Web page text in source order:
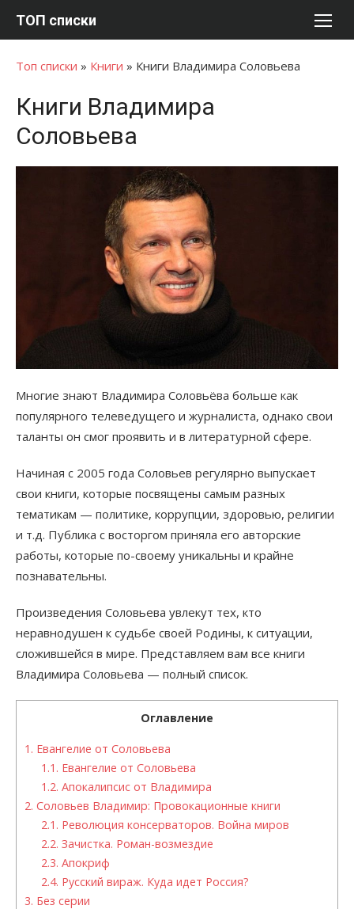
ТОП списки
Топ списки » Книги » Книги Владимира Соловьева
Книги Владимира
Соловьева
Многие знают Владимира Соловьёва больше как
популярного телеведущего и журналиста, однако свои
таланты он смог проявить и в литературной сфере.
Начиная с 2005 года Соловьев регулярно выпускает
свои книги, которые посвящены самым разных
тематикам — политике, коррупции, здоровью, религии
и т.д. Публика с восторгом приняла его авторские
работы, которые по-своему уникальны и крайне
познавательны.
Произведения Соловьева увлекут тех, кто
неравнодушен к судьбе своей Родины, к ситуации,
сложившейся в мире. Представляем вам все книги
Владимира Соловьева — полный список.
Оглавление
1. Евангелие от Соловьева
1.1. Евангелие от Соловьева
1.2. Апокалипсис от Владимира
2. Соловьев Владимир: Провокационные книги
2.1. Революция консерваторов. Война миров
2.2. Зачистка. Роман-возмездие
2.3. Апокриф
2.4. Русский вираж. Куда идет Россия?
3. Без серии